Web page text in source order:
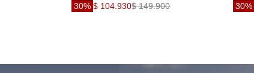
30% $ 104.930$ 149.900 30%